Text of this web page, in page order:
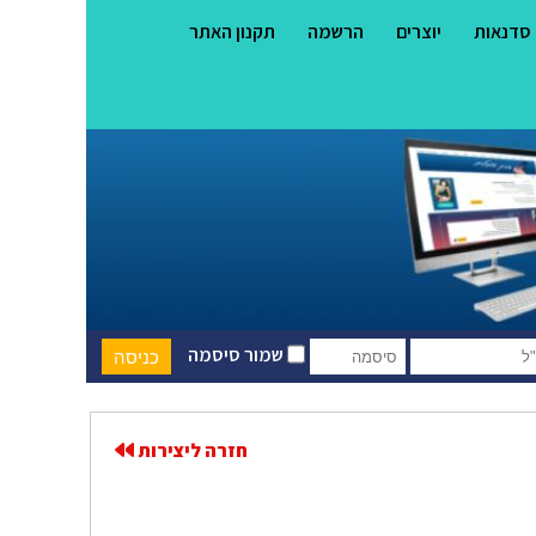
סדנאות יוצרים הרשמה תקנון האתר
שמור סיסמה
חזרה ליצירות